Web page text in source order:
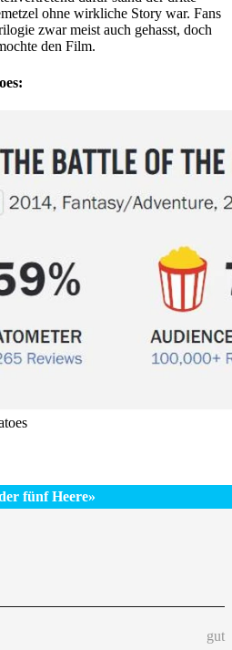
ohne wirkliche Story war. Fans
zwar meist auch gehasst, doch
den Film.
fünf Heere»
gut